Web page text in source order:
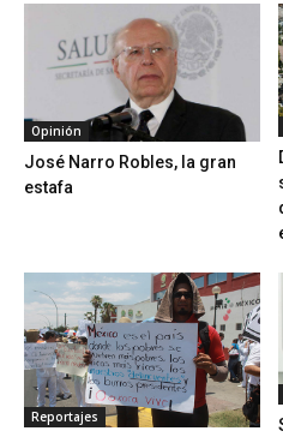
Opinión
José Narro Robles, la gran
estafa
Reportajes